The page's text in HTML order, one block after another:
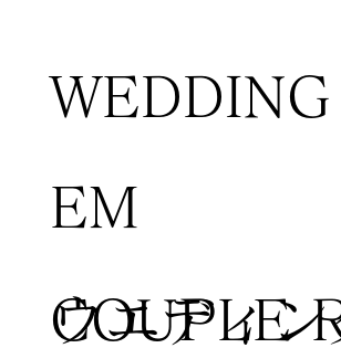
COUPLE
EM
ウエディン